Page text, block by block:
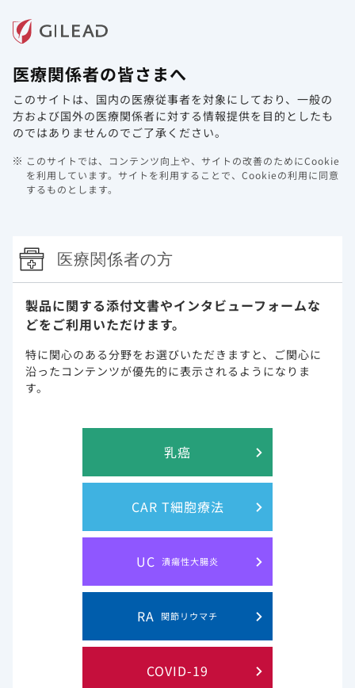
ホーム 製品情報
オミクロン株BA.1ならびにBA.2流行
期におけるベクルリー早期投与の有用
性に関する論文より（海外データ）
オミクロン株BA.1ならびにBA.2流行期
におけるベクルリー早期投与の有用性に
関する論文より（海外データ）
Rajme-López S, et al.: Open Forum Infect Dis. 2022 Oct
6;9(10):ofac502. doi: 10.1093/ofid/ofac502.
試験概要
重症化リスク因子を有する軽度から中等度の
臨床的有用性を評価する。
2021年12月1日から2022年4月30日（メ
COVID-19と診断され、すでに重症または重
篤、もしくはデータ欠測のある患者を除いた
126名を対象とした。
機関において、重症化リスク因子を有する軽度
医療関係者の皆さまへ
このサイトは、国内の医療従事者を対象にしており、 一般の
方および国外の医療関係者に対する情報提供を目的としたも
のではありませんのでご了承ください。
このサイトでは、コンテンツ向上や、サイトの改善のためにCookie
を利用しています。 サイトを利用することで、Cookieの利用に同意
するものとします。
医療関係者の方
製品に関する添付文書やインタビューフォームな
どをご利用いただけます。
特に関心のある分野をお選びいただきますと、 ご関心に
沿ったコンテンツが優先的に表示されるようになりま
す。
乳癌
CAR T細胞療法
UC 潰瘍性大腸炎
RA 関節リウマチ
COVID-19